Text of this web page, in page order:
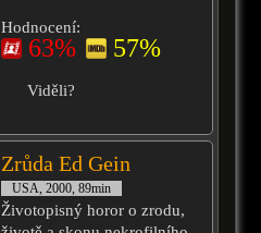
Hodnocení:
63% 57%
Viděli?
Zrůda Ed Gein
USA, 2000, 89min
Životopisný horor o zrodu,